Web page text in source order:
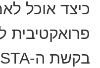
כיצד אוכל
פרואקטיבית
בקשת ה-ESTA שלי?